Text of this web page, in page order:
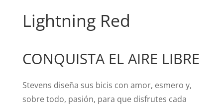
Lightning Red
CONQUISTA EL AIRE LIBRE
Stevens diseña sus bicis con amor, esmero y,
sobre todo, pasión, para que disfrutes cada